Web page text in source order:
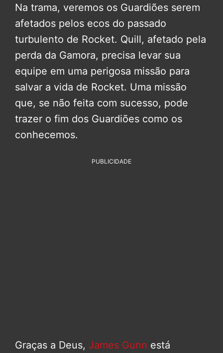
Na trama, veremos os Guardiões serem
afetados pelos ecos do passado
turbulento de Rocket. Quill, afetado pela
perda da Gamora, precisa levar sua
equipe em uma perigosa missão para
salvar a vida de Rocket. Uma missão
que, se não feita com sucesso, pode
trazer o fim dos Guardiões como os
conhecemos.
PUBLICIDADE
Graças a Deus, James Gunn está